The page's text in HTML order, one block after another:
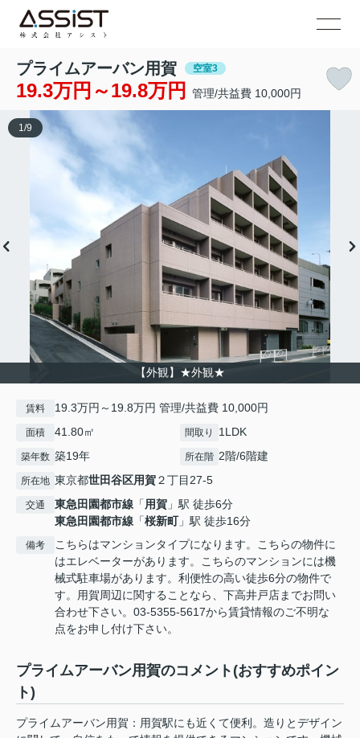
プライムアーバン用賀 空室3
19.3万円～19.8万円 管理/共益費 10,000円
【外観】★外観★
1 /9
賃料 19.3万円～19.8万円 管理/共益費 10,000円
面積 41.80㎡ 間取り 1LDK
築年数 築19年 所在階 2階/6階建
所在地 東京都世田谷区用賀２丁目27-5
交通 東急田園都市線 「用賀 」駅 徒歩6分
東急田園都市線 「桜新町」駅 徒歩16分
備考
こちらはマンションタイプになります。こちらの物件に
はエレベーターがあります。こちらのマンションには機
械式駐車場があります。利便性の高い徒歩6分の物件で
す。用賀周辺に関することなら、下高井戸店までお問い
合わせ下さい。03-5355-5617から賃貸情報のご不明な
点をお申し付け下さい。
プライムアーバン用賀のコメント(おすすめポイン
ト)
プライムアーバン用賀：用賀駅にも近くて便利。造りとデザイン